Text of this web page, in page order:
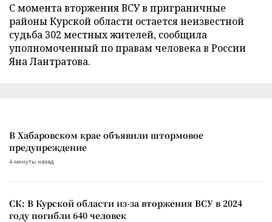
С момента вторжения ВСУ в приграничные
районы Курской области остается неизвестной
судьба 302 местных жителей, сообщила
уполномоченный по правам человека в России
Яна Лантратова.
В Хабаровском крае объявили штормовое
предупреждение
4 минуты назад
СК: В Курской области из-за вторжения ВСУ в 2024
году погибли 640 человек